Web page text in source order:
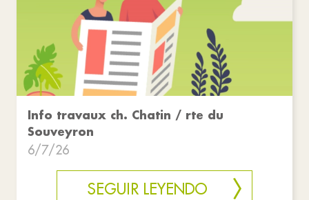
Info travaux ch. Chatin / rte du
Souveyron
6/7/26
SEGUIR LEYENDO